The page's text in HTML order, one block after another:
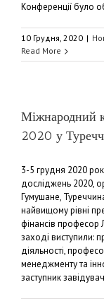
Конференції було
10 Грудня, 2020 |
Read More
Міжнародний
2020 у
3-5 грудня 2020
досліджень 2020,
Гумушане,
найвищому рівні
фінансів
заході виступили:
діяльності,
менеджменту та
заступник